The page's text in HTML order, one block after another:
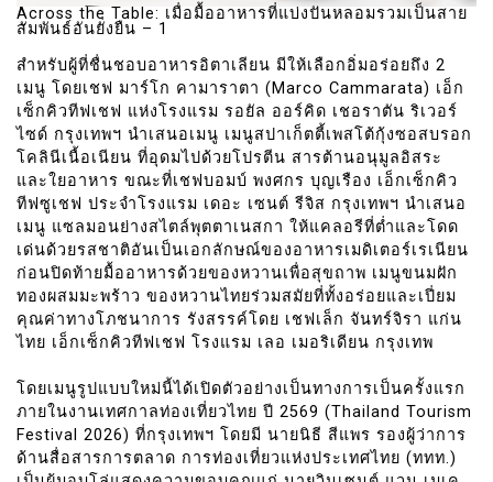
Across the Table: เมื่อมื้ออาหารที่แบ่งปันหลอมรวมเป็นสาย
สัมพันธ์อันยั่งยืน – 1
สำหรับผู้ที่ชื่นชอบอาหารอิตาเลียน มีให้เลือกอิ่มอร่อยถึง 2
เมนู โดยเชฟ มาร์โก คามาราตา (Marco Cammarata) เอ็ก
เซ็กคิวทีฟเชฟ แห่งโรงแรม รอยัล ออร์คิด เชอราตัน ริเวอร์
ไซด์ กรุงเทพฯ นำเสนอเมนู เมนูสปาเก็ตตี้เพสโต้กุ้งซอสบรอก
โคลินีเนื้อเนียน ที่อุดมไปด้วยโปรตีน สารต้านอนุมูลอิสระ
และใยอาหาร ขณะที่เชฟบอมบ์ พงศกร บุญเรือง เอ็กเซ็กคิว
ทีฟซูเชฟ ประจำโรงแรม เดอะ เซนต์ รีจิส กรุงเทพฯ นำเสนอ
เมนู แซลมอนย่างสไตล์พุตตาเนสกา ให้แคลอรีที่ต่ำและโดด
เด่นด้วยรสชาติอันเป็นเอกลักษณ์ของอาหารเมดิเตอร์เรเนียน
ก่อนปิดท้ายมื้ออาหารด้วยของหวานเพื่อสุขถาพ เมนูขนมฝัก
ทองผสมมะพร้าว ของหวานไทยร่วมสมัยที่ทั้งอร่อยและเปี่ยม
คุณค่าทางโภชนาการ รังสรรค์โดย เชฟเล็ก จันทร์จิรา แก่น
ไทย เอ็กเซ็กคิวทีฟเชฟ โรงแรม เลอ เมอริเดียน กรุงเทพ
โดยเมนูรูปแบบใหม่นี้ได้เปิดตัวอย่างเป็นทางการเป็นครั้งแรก
ภายในงานเทศกาลท่องเที่ยวไทย ปี 2569 (Thailand Tourism
Festival 2026) ที่กรุงเทพฯ โดยมี นายนิธี สีแพร รองผู้ว่าการ
ด้านสื่อสารการตลาด การท่องเที่ยวแห่งประเทศไทย (ททท.)